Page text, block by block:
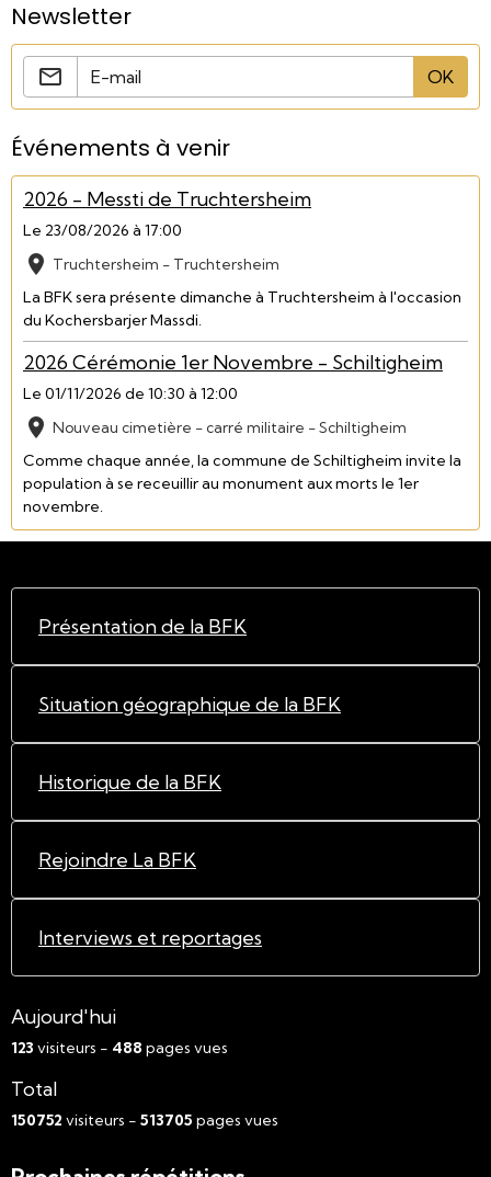
Newsletter
OK
Événements à venir
2026 - Messti de Truchtersheim
Le 23/08/2026 à 17:00
Truchtersheim - Truchtersheim
La BFK sera présente dimanche à Truchtersheim à l'occasion
du Kochersbarjer Massdi.
2026 Cérémonie 1er Novembre - Schiltigheim
Le 01/11/2026 de 10:30 à 12:00
Nouveau cimetière - carré militaire - Schiltigheim
Comme chaque année, la commune de Schiltigheim invite la
population à se receuillir au monument aux morts le 1er
novembre.
Présentation de la BFK
Situation géographique de la BFK
Historique de la BFK
Rejoindre La BFK
Interviews et reportages
Aujourd'hui
123 visiteurs - 488 pages vues
Total
150752 visiteurs - 513705 pages vues